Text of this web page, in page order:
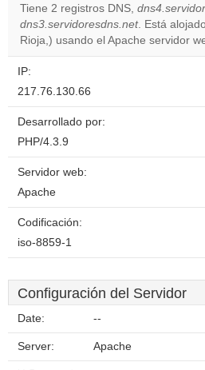
Tiene 2 registros DNS,
dns3.servidoresdns.net. Está
Rioja,) usando el Apache servidor
IP:
217.76.130.66
Desarrollado por:
PHP/4.3.9
Servidor web:
Apache
Codificación:
iso-8859-1
Configuración del Servidor
Date: --
Server: Apache